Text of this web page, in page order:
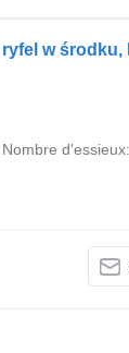
w środku,
Nombre d'essieux